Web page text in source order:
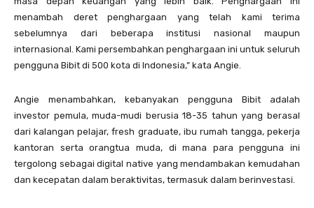
menambah deret penghargaan yang telah kami terima
sebelumnya dari beberapa institusi nasional maupun
internasional. Kami persembahkan penghargaan ini untuk seluruh
pengguna Bibit di 500 kota di Indonesia,” kata Angie.
Angie menambahkan, kebanyakan pengguna Bibit adalah
investor pemula, muda-mudi berusia 18-35 tahun yang berasal
dari kalangan pelajar, fresh graduate, ibu rumah tangga, pekerja
kantoran serta orangtua muda, di mana para pengguna ini
tergolong sebagai digital native yang mendambakan kemudahan
dan kecepatan dalam beraktivitas, termasuk dalam berinvestasi.